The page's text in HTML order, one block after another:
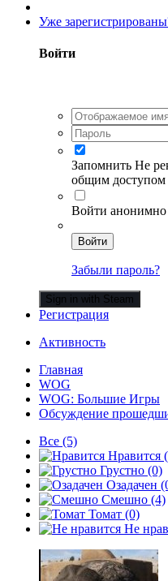
Уже
Войти
Запомнить Не
общим доступом
Войти анонимно
Войти
Забыли пароль?
Sign in with Steam
Регистрация
Активность
Главная
WOG
WOG: Большие Игры
Обсуждение
Все (5)
Нравится
Грустно (0)
Озадачен
Смешно (4)
Томат (0)
Не